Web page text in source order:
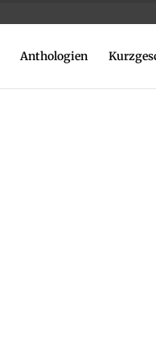
Anthologien